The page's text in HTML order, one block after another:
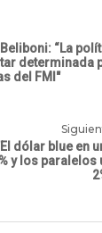
“La
determinada
del FMI"
dólar blue en
y los paralelos